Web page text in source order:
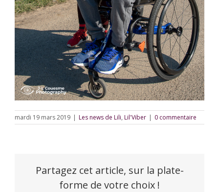
mardi 19 mars 2019 | Les news de Lili, Lil'Viber | 0 commentaire
Partagez cet article, sur la plate-
forme de votre choix !